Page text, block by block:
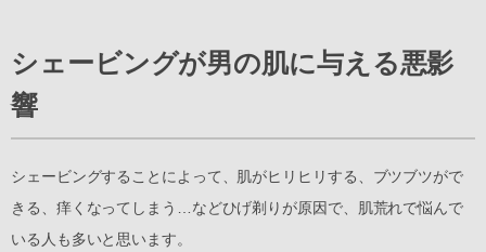
シェービングが男の肌に与える悪影
響
シェービングすることによって、肌がヒリヒリする、ブツブツがで
きる、痒くなってしまう…などひげ剃りが原因で、肌荒れで悩んで
いる人も多いと思います。